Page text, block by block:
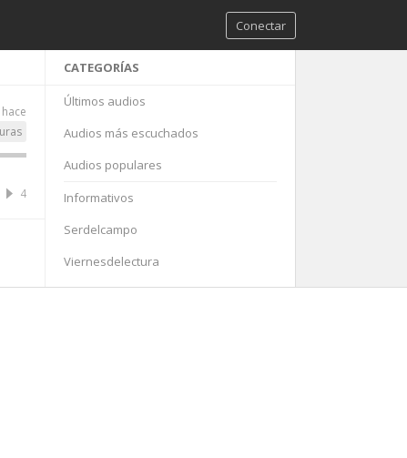
Conectar
4
CATEGORÍAS
Últimos audios
Audios más escuchados
Audios populares
Informativos
Serdelcampo
Viernesdelectura